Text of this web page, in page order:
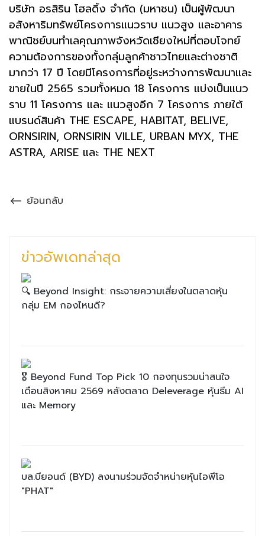
บริษัท อรสิริน โฮลดิ้ง จำกัด (มหาชน) เป็นผู้พัฒนา
อสังหาริมทรัพย์โครงการแนวราบ แนวสูง และอาคาร
พาณิชย์บนทำเลคุณภาพจังหวัดเชียงใหม่ที่ตอบโจทย์
ความต้องการของทั้งกลุ่มลูกค้าชาวไทยและต่างชาติ
มากว่า 17 ปี โดยมีโครงการที่อยู่ระหว่างการพัฒนาและ
ขายในปี 2565 รวมทั้งหมด 18 โครงการ แบ่งเป็นแนว
ราบ 11 โครงการ และ แนวสูงอีก 7 โครงการ ภายใต้
แบรนด์สินค้า THE ESCAPE, HABITAT, BELIVE,
ORNSIRIN, ORNSIRIN VILLE, URBAN MYX, THE
ASTRA, ARISE และ THE NEXT
ย้อนกลับ
ข่าวอัพเดทล่าสุด
🔍 Beyond Insight: กระจายความเสี่ยงในตลาดหุ้น
กลุ่ม EM กองไหนดี?
🎖 Beyond Fund Top Pick 10 กองทุนรวมน่าสนใจ
เดือนสิงหาคม 2569 หลังตลาด Deleverage หุ้นธีม AI
และ Memory
บล.บียอนด์ (BYD) ลงนามร่วมจัดจำหน่ายหุ้นไอพีโอ
"PHAT"